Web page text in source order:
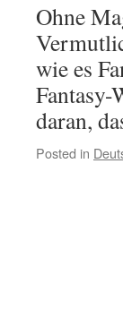
Ohne
wie es
daran,
Posted in